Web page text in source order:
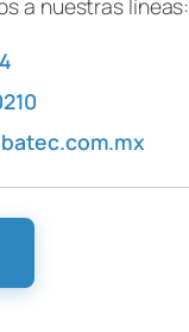
a nuestras líneas: